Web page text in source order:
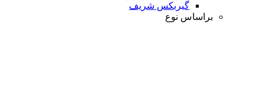
گیربکس شریف
براساس نوع